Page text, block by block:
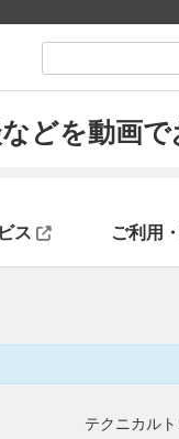
どを動画で
ス ご利用
テクニカル